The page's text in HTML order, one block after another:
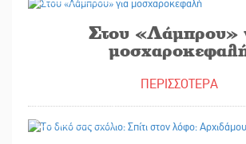
Στου «Λάμπρου»
ΠΕΡΙΣΣΟΤΕΡΑ